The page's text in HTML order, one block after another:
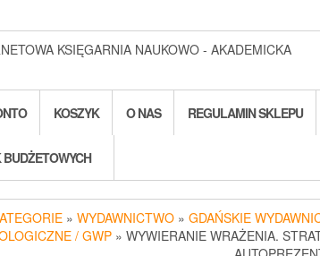
KSIĘGARNIA NAUKOWO - AKADEMICKA
KOSZYK O NAS REGULAMIN SKLEPU
» WYDAWNICTWO » GDAŃSKIE
/ GWP » WYWIERANIE WRAŻENIA.